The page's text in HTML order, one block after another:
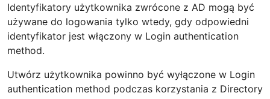
Identyfikatory użytkownika zwrócone z AD mogą być
używane do logowania tylko wtedy, gdy odpowiedni
identyfikator jest włączony w Login authentication
method.
Utwórz użytkownika powinno być wyłączone w Login
authentication method podczas korzystania z Directory